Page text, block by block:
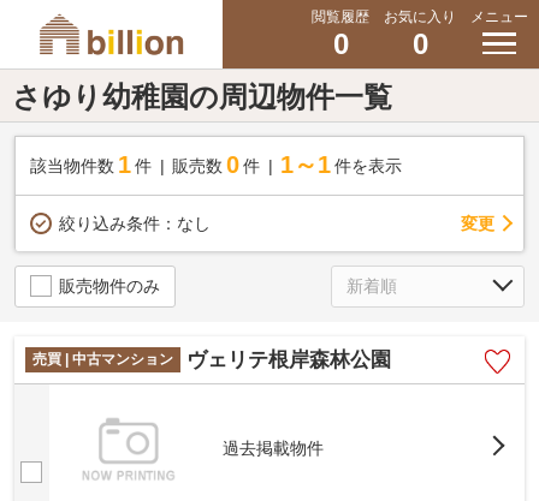
閲覧履歴
0
お気に入り
0
メニュー
さゆり幼稚園の周辺物件一覧
該当物件数 1件 販売数 0 件 1～1 件を表示
絞り込み条件： なし 変更
販売物件のみ
売買 | 中古マンション ヴェリテ根岸森林公園
過去掲載物件